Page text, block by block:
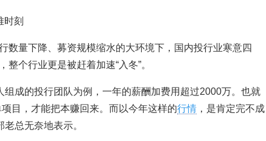
时刻
数量下降、募资规模缩水的大环境下，国内投行业寒意四
整个行业更是被赶着加速“入冬”。
组成的投行团队为例，一年的薪酬加费用超过2000万。也就
目，才能把本赚回来。而以今年这样的行情 ，是肯定完不成
总无奈地表示。